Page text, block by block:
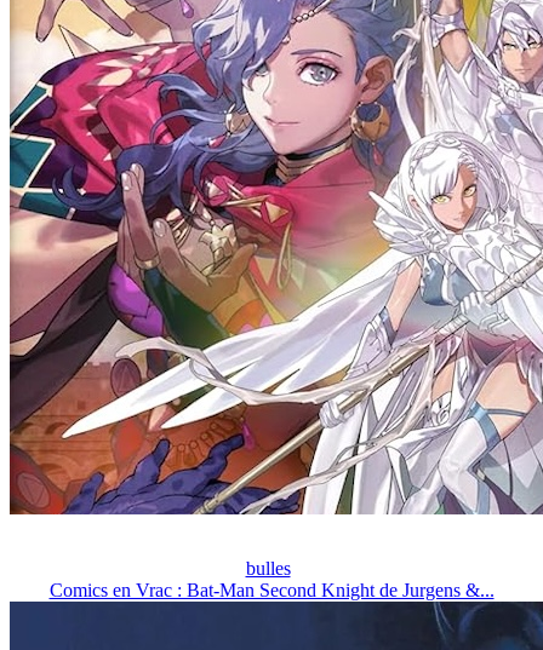
bulles
Comics en Vrac : Bat-Man Second Knight de Jurgens &...